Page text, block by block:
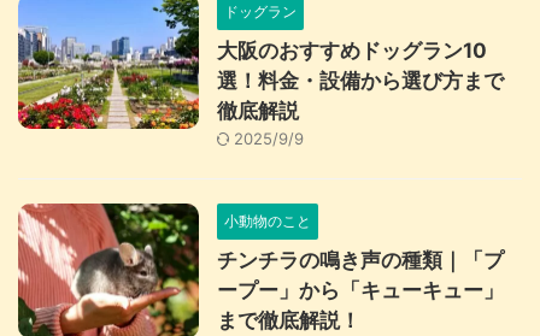
ドッグラン
大阪のおすすめドッグラン10
選！料金・設備から選び方まで
徹底解説
2025/9/9
小動物のこと
チンチラの鳴き声の種類｜「プ
ープー」から「キューキュー」
まで徹底解説！